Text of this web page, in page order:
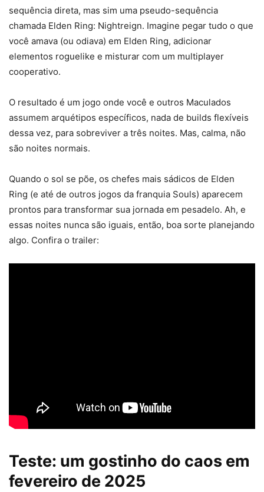
sequência direta, mas sim uma pseudo-sequência
chamada Elden Ring: Nightreign. Imagine pegar tudo o que
você amava (ou odiava) em Elden Ring, adicionar
elementos roguelike e misturar com um multiplayer
cooperativo.
O resultado é um jogo onde você e outros Maculados
assumem arquétipos específicos, nada de builds flexíveis
dessa vez, para sobreviver a três noites. Mas, calma, não
são noites normais.
Quando o sol se põe, os chefes mais sádicos de Elden
Ring (e até de outros jogos da franquia Souls) aparecem
prontos para transformar sua jornada em pesadelo. Ah, e
essas noites nunca são iguais, então, boa sorte planejando
algo. Confira o trailer:
Teste: um gostinho do caos em
fevereiro de 2025